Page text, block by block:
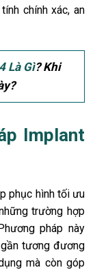
chính xác, an
Là Gì? Khi
Implant
phục hình tối ưu
trường hợp
pháp này
tương đương
mà còn góp